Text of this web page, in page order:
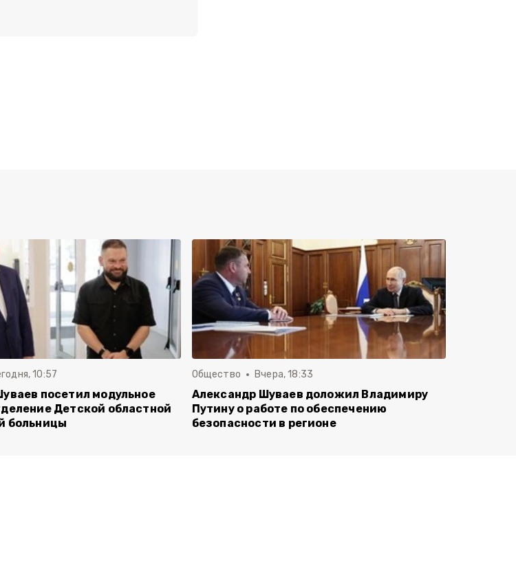
10:57
посетил модульное
Детской областной
больницы
Общество Вчера, 18:33
Александр Шуваев доложил Владимиру
Путину о работе по обеспечению
безопасности в регионе